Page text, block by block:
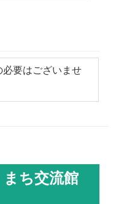
要はございませ
まち交流館